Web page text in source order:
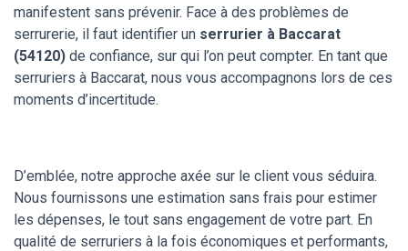
manifestent sans prévenir. Face à des problèmes de
serrurerie, il faut identifier un serrurier à Baccarat
(54120) de confiance, sur qui l’on peut compter. En tant que
serruriers à Baccarat, nous vous accompagnons lors de ces
moments d’incertitude.
D’emblée, notre approche axée sur le client vous séduira.
Nous fournissons une estimation sans frais pour estimer
les dépenses, le tout sans engagement de votre part. En
qualité de serruriers à la fois économiques et performants,